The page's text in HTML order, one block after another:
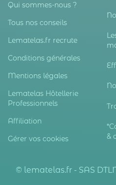
Qui sommes-nous ?
Tous nos conseils
Lematelas.fr recrute
Conditions générales
Mentions légales
Lematelas Hôtellerie
Professionnels
Affiliation
Gérer vos cookies
&
© lematelas.fr - SAS